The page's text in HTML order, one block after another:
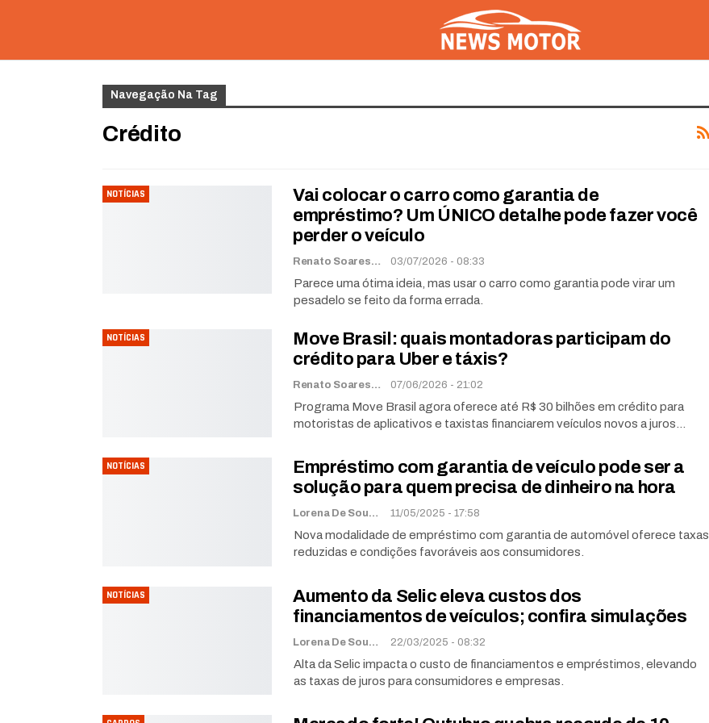
Navegação Na Tag
Crédito
NOTÍCIAS
Vai colocar o carro como garantia de
empréstimo? Um ÚNICO detalhe pode fazer você
perder o veículo
Renato Soares 03/07/2026 - 08:33
Parece uma ótima ideia, mas usar o carro como garantia pode virar um
pesadelo se feito da forma errada.
NOTÍCIAS
Move Brasil: quais montadoras participam do
crédito para Uber e táxis?
Renato Soares 07/06/2026 - 21:02
Programa Move Brasil agora oferece até R$ 30 bilhões em crédito para
motoristas de aplicativos e taxistas financiarem veículos novos a juros…
NOTÍCIAS
Empréstimo com garantia de veículo pode ser a
solução para quem precisa de dinheiro na hora
Lorena De Sousa 11/05/2025 - 17:58
Nova modalidade de empréstimo com garantia de automóvel oferece taxas
reduzidas e condições favoráveis aos consumidores.
NOTÍCIAS
Aumento da Selic eleva custos dos
financiamentos de veículos; confira simulações
Lorena De Sousa 22/03/2025 - 08:32
Alta da Selic impacta o custo de financiamentos e empréstimos, elevando
as taxas de juros para consumidores e empresas.